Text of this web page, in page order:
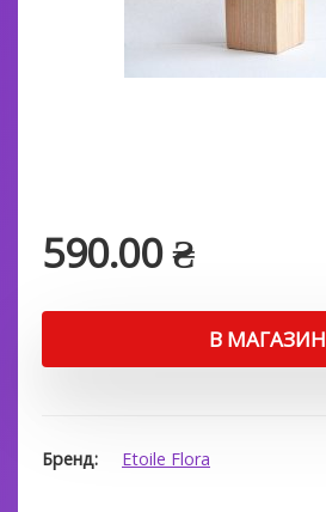
590.00₴
В МАГАЗИН
Бренд Etoile Flora